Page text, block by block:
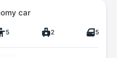
car
5 2 5